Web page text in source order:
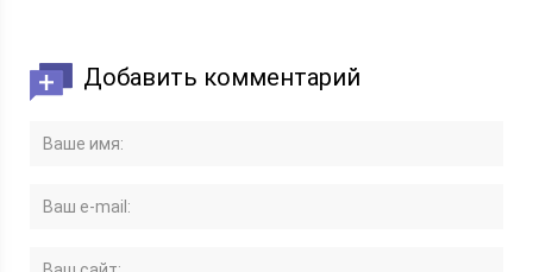
Добавить комментарий